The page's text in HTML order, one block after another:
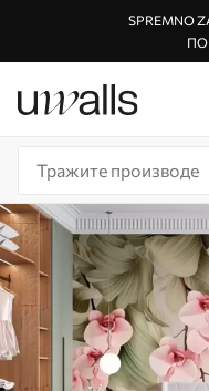
SPREMNO